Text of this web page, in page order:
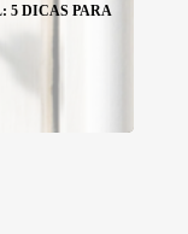
5 DICAS PARA